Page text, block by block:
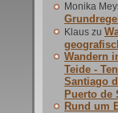
Monika
Klaus zu
Wandern
Teide -
Santiago
Puerto de
Rund um